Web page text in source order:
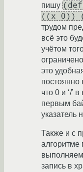
пишу
((x 0))
трудом
всё это
учётом
это
постоянно
что 0 и ‘/’
первым
указатель
Также и с
алгоритме
выполняем
запись в